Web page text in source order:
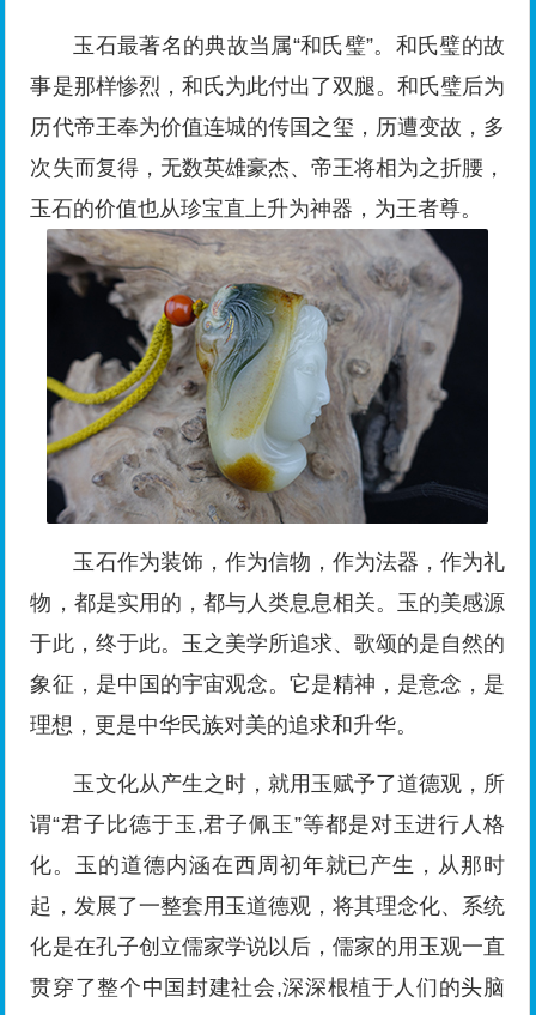
玉石最著名的典故当属“和氏璧”。和氏璧的故
事是那样惨烈，和氏为此付出了双腿。和氏璧后为
历代帝王奉为价值连城的传国之玺，历遭变故，多
次失而复得，无数英雄豪杰、帝王将相为之折腰，
玉石的价值也从珍宝直上升为神器，为王者尊。
玉石作为装饰，作为信物，作为法器，作为礼
物，都是实用的，都与人类息息相关。玉的美感源
于此，终于此。玉之美学所追求、歌颂的是自然的
象征，是中国的宇宙观念。它是精神，是意念，是
理想，更是中华民族对美的追求和升华。
玉文化从产生之时，就用玉赋予了道德观，所
谓“君子比德于玉,君子佩玉”等都是对玉进行人格
化。玉的道德内涵在西周初年就已产生，从那时
起，发展了一整套用玉道德观，将其理念化、系统
化是在孔子创立儒家学说以后，儒家的用玉观一直
贯穿了整个中国封建社会,深深根植于人们的头脑